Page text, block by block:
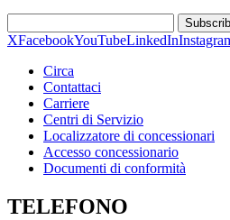
XFacebookYouTubeLinkedIn
Circa
Contattaci
Carriere
Centri di Servizio
Localizzatore di concessionari
Accesso concessionario
Documenti di conformità
TELEFONO